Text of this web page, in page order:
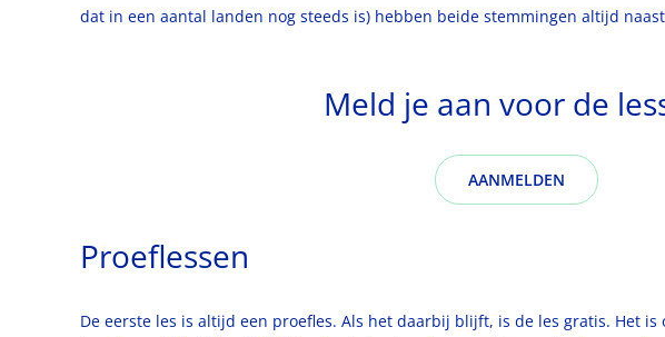
dat in een aantal landen nog steeds is) hebben beide stemmingen altijd
Meld je aan voor de
AANMELDEN
Proeflessen
De eerste les is altijd een proefles. Als het daarbij blijft, is de les gratis. Het